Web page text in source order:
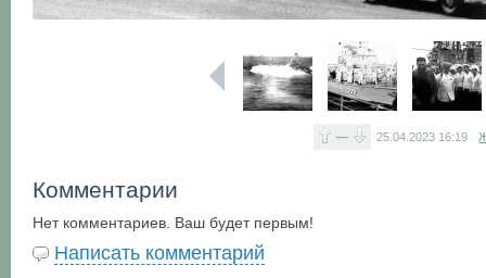
— 25.04.2023 16:19
Комментарии
Нет комментариев. Ваш будет первым!
Написать комментарий